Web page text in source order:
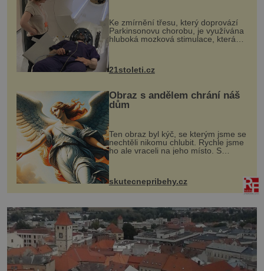
Ke zmírnění třesu, který doprovází
Parkinsonovu chorobu, je využívána
hluboká mozková stimulace, která
však vyžaduje vysoce invazivní
k dostatečně přesnému zacílení ...
21stoleti.cz
Obraz s andělem chrání náš
dům
Ten obraz byl kýč, se kterým jsme se
nechtěli nikomu chlubit. Rychle jsme
ho ale vraceli na jeho místo. S
manželem Vaškem jsme si pořídili
chaloupku, takový domek na severu
Čech, kde jsme si naplánova...
skutecnepribehy.cz